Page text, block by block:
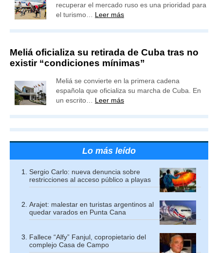
recuperar el mercado ruso es una prioridad para
el turismo… Leer más
Meliá oficializa su retirada de Cuba tras no
existir “condiciones mínimas”
Meliá se convierte en la primera cadena
española que oficializa su marcha de Cuba. En
un escrito… Leer más
Lo más leído
Sergio Carlo: nueva denuncia sobre
restricciones al acceso público a playas
Arajet: malestar en turistas argentinos al
quedar varados en Punta Cana
Fallece “Alfy” Fanjul, copropietario del
complejo Casa de Campo